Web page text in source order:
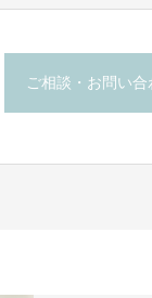
ご相談・お問い